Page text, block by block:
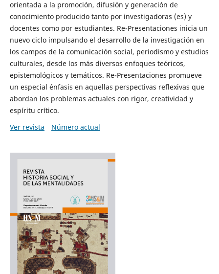
orientada a la promoción, difusión y generación de
conocimiento producido tanto por investigadoras (es) y
docentes como por estudiantes. Re-Presentaciones inicia un
nuevo ciclo impulsando el desarrollo de la investigación en
los campos de la comunicación social, periodismo y estudios
culturales, desde los más diversos enfoques teóricos,
epistemológicos y temáticos. Re-Presentaciones promueve
un especial énfasis en aquellas perspectivas reflexivas que
abordan los problemas actuales con rigor, creatividad y
espíritu crítico.
Ver revista
Número actual